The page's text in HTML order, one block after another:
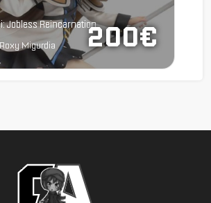
200€
Jobless Reincarnation
Roxy Migurdia